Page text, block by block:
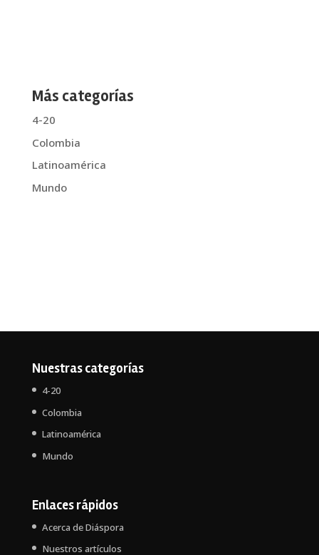
Más categorías
4-20
Colombia
Latinoamérica
Mundo
Nuestras categorías
4-20
Colombia
Latinoamérica
Mundo
Enlaces rápidos
Acerca de Diáspora
Nuestros artículos